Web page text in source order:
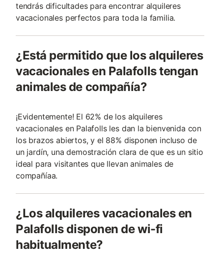
tendrás dificultades para encontrar alquileres
vacacionales perfectos para toda la familia.
¿Está permitido que los alquileres
vacacionales en Palafolls tengan
animales de compañía?
¡Evidentemente! El 62% de los alquileres
vacacionales en Palafolls les dan la bienvenida con
los brazos abiertos, y el 88% disponen incluso de
un jardín, una demostración clara de que es un sitio
ideal para visitantes que llevan animales de
compañía­a.
¿Los alquileres vacacionales en
Palafolls disponen de wi-fi
habitualmente?